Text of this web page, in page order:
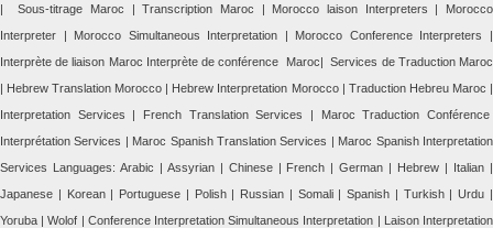
| Sous-titrage Maroc | Transcription Maroc | Morocco laison Interpreters | Morocco
Interpreter | Morocco Simultaneous Interpretation | Morocco Conference Interpreters |
Interprète de liaison Maroc Interprète de conférence Maroc| Services de Traduction Maroc
| Hebrew Translation Morocco | Hebrew Interpretation Morocco | Traduction Hebreu Maroc |
Interpretation Services | French Translation Services | Maroc Traduction Conférence
Interprétation Services | Maroc Spanish Translation Services | Maroc Spanish Interpretation
Services Languages: Arabic | Assyrian | Chinese | French | German | Hebrew | Italian |
Japanese | Korean | Portuguese | Polish | Russian | Somali | Spanish | Turkish | Urdu |
Yoruba | Wolof | Conference Interpretation Simultaneous Interpretation | Laison Interpretation